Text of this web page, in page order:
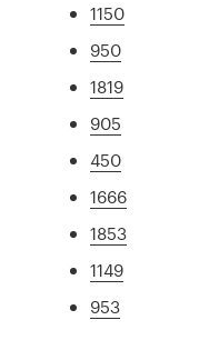
1150
950
1819
905
450
1666
1853
1149
953